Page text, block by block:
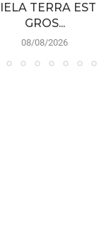
TERRA EST
GROS...
08/08/2026